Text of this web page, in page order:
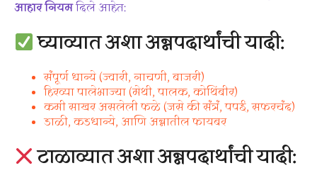
आहार नियमदिले आहेत:
घ्याव्यात अशा अन्नपदार्थांची यादी:
संपूर्ण धान्ये (ज्वारी, नाचणी, बाजरी)
हिरव्या पालेभाज्या (मेथी, पालक, कोथिंबीर)
कमी साखर असलेली फळे (जसे की संत्रं, पपई, सफरचंद)
डाळी, कडधान्ये, आणि अन्नातील फायबर
टाळाव्यात अशा अन्नपदार्थांची यादी: